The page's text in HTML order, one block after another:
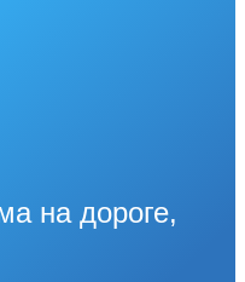
на дороге,